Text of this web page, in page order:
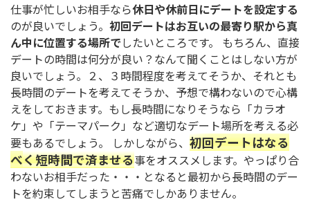
仕事が忙しいお相手なら休日や休前日にデートを設定する
のが良いでしょう。 初回デートはお互いの最寄り駅から真
ん中に位置する場所でしたいところです。 もちろん、直接
デートの時間は何分が良い？なんて聞くことはしない方が
良いでしょう。２、３時間程度を考えてそうか、それとも
長時間のデートを考えてそうか、予想で構わないので心構
えをしておきます。もし長時間になりそうなら「カラオ
ケ」や「テーマパーク」など適切なデート場所を考える必
要もあるでしょう。 しかしながら、 初回デートはなる
べく短時間で済ませる事をオススメします。やっぱり合
わないお相手だった・・・となると最初から長時間のデー
トを約束してしまうと苦痛でしかありません。